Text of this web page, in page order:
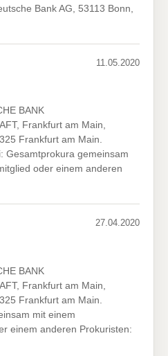
Bank AG, 53113 Bonn,
11.05.2020
BANK
Frankfurt am Main,
Frankfurt am Main.
Gesamtprokura gemeinsam
oder einem anderen
27.04.2020
BANK
Frankfurt am Main,
Frankfurt am Main.
mit einem
einem anderen Prokuristen: